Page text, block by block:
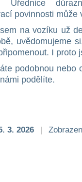
Úřednice
povinnosti může
na vozíku už
uvědomujeme
I proto
podobnou nebo
podělíte.
3. 2026 |